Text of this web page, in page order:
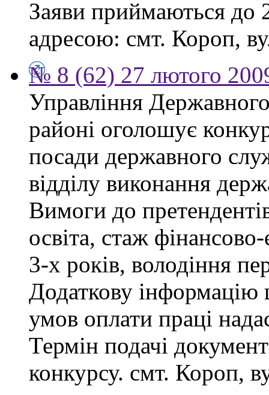
Заяви приймаються до
адресою: смт. Короп,
№ 8 (62) 27 лютого
Управління
районі оголошує
посади державного
відділу виконання
Вимоги до
освіта, стаж
3-х років, володіння
Додаткову інформацію
умов оплати праці
Термін подачі
конкурсу. смт. Короп,